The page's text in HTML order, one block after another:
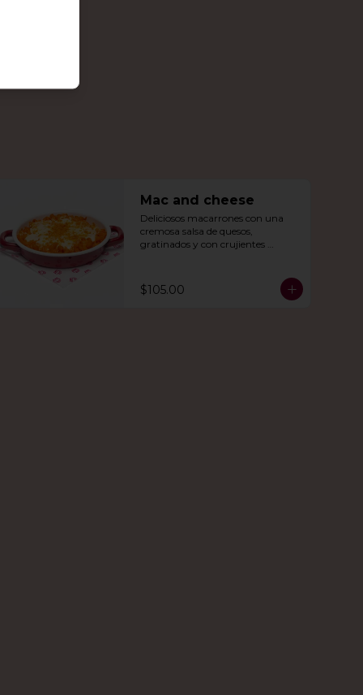
Mac and cheese
Deliciosos macarrones con una
cremosa salsa de quesos,
gratinados y con crujientes
$105.00